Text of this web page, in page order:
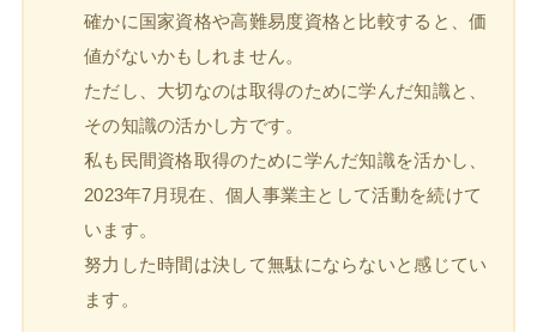
確かに国家資格や高難易度資格と比較すると、価
値がないかもしれません。
ただし、大切なのは取得のために学んだ知識と、
その知識の活かし方です。
私も民間資格取得のために学んだ知識を活かし、
2023年7月現在、個人事業主として活動を続けて
います。
努力した時間は決して無駄にならないと感じてい
ます。